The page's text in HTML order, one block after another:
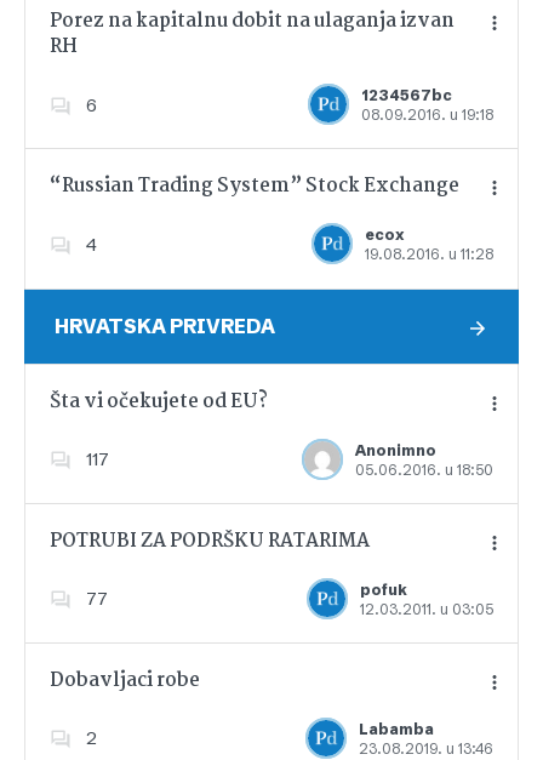
Porez na kapitalnu dobit na ulaganja izvan
RH
6
1234567bc
08.09.2016. u 19:18
Dodajte u favorite
“Russian Trading System” Stock Exchange
4
ecox
19.08.2016. u 11:28
Dodajte u favorite
HRVATSKA PRIVREDA
Šta vi očekujete od EU?
117
Anonimno
05.06.2016. u 18:50
Dodajte u favorite
POTRUBI ZA PODRŠKU RATARIMA
77
pofuk
12.03.2011. u 03:05
Dodajte u favorite
Dobavljaci robe
2
Labamba
23.08.2019. u 13:46
Dodajte u favorite